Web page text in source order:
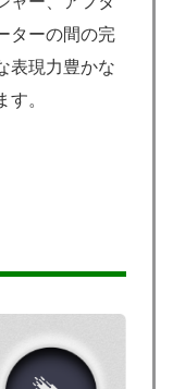
ターの間の完
表現力豊かな
。